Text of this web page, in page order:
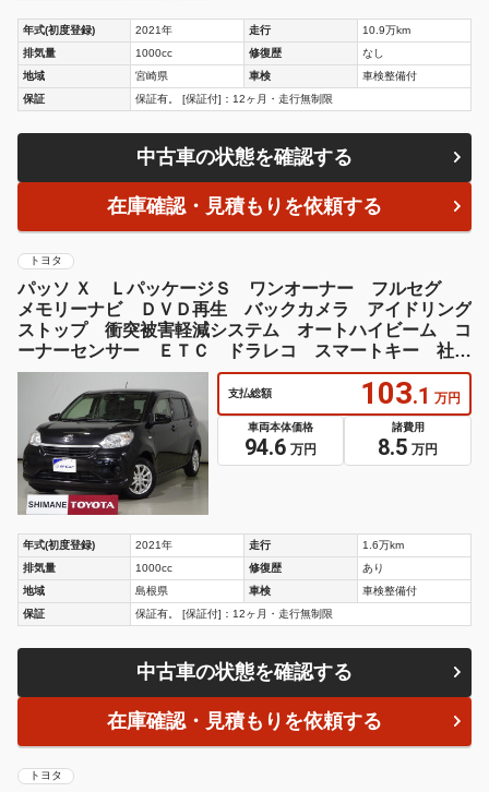
年式(初度登録) 2021年 走行
10.9万km
排気量
1000cc 修復歴
なし
地域
宮崎県 車検
車検整備付
保証
保証有。 [保証付]：12ヶ月・走行無制限
中古車の状態を確認する
在庫確認・見積もりを依頼する
トヨタ
パッソ Ｘ ＬパッケージＳ ワンオーナー フルセグ
メモリーナビ ＤＶＤ再生 バックカメラ アイドリング
ストップ 衝突被害軽減システム オートハイビーム コ
ーナーセンサー ＥＴＣ ドラレコ スマートキー 社外
アルミ ベンチシート
支払総額 103.1 万円
車両本体価格
94.6 万円
諸費用
8.5 万円
年式(初度登録) 2021年 走行
1.6万km
排気量
1000cc 修復歴
あり
地域
島根県 車検
車検整備付
保証
保証有。 [保証付]：12ヶ月・走行無制限
中古車の状態を確認する
在庫確認・見積もりを依頼する
トヨタ